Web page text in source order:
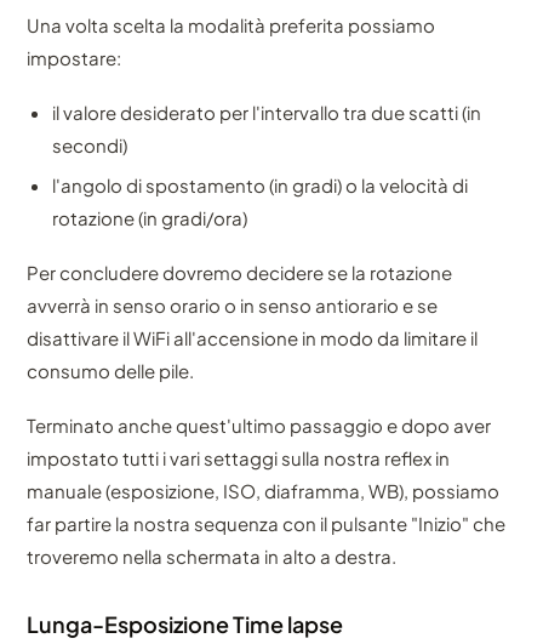
Una volta scelta la modalità preferita possiamo
impostare:
il valore desiderato per l'intervallo tra due scatti (in
secondi)
l'angolo di spostamento (in gradi) o la velocità di
rotazione (in gradi/ora)
Per concludere dovremo decidere se la rotazione
avverrà in senso orario o in senso antiorario e se
disattivare il WiFi all'accensione in modo da limitare il
consumo delle pile.
Terminato anche quest'ultimo passaggio e dopo aver
impostato tutti i vari settaggi sulla nostra reflex in
manuale (esposizione, ISO, diaframma, WB), possiamo
far partire la nostra sequenza con il pulsante "Inizio" che
troveremo nella schermata in alto a destra.
Lunga-Esposizione Time lapse